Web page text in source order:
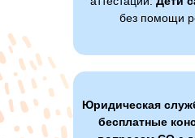
без помощи
Юридическая
бесплатные